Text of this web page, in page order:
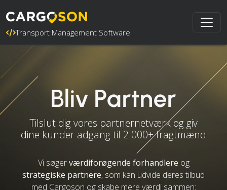
Transport Management Software
Bliv Partner
Tilslut dig vores partnernetværk og giv
dine kunder adgang til 2.000+ fragtmænd
Vi søgerværdiforøgende forhandlere og
strategiske partnere, som kan udvide deres tilbud
med Cargoson og skabe mere værdi sammen: